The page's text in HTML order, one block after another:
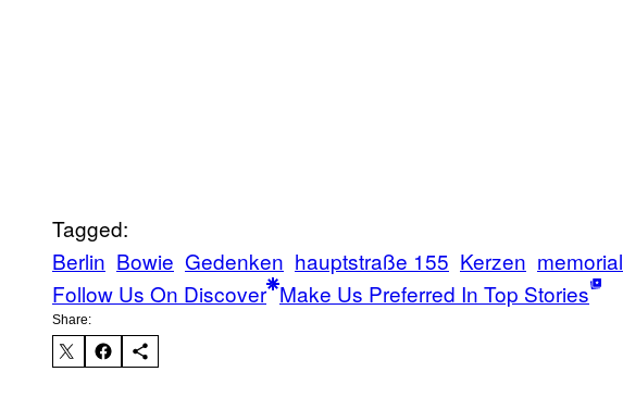
Tagged:
Berlin Bowie Gedenken hauptstraße 155 Kerzen memorial
Follow Us On Discover Make Us Preferred In Top Stories
Share: